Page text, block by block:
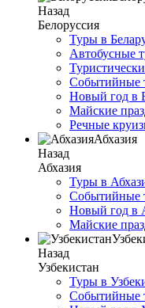
Назад
Белоруссия
Туры в
Автобусные
Событийные
Новый год в
Майские
Речные
Абхазия
Назад
Абхазия
Туры в
Событийные
Новый год в
Майские
Назад
Узбекистан
Туры в
Событийные